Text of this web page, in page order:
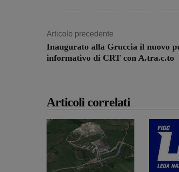
Articolo precedente
Inaugurato alla Gruccia il nuovo
informativo di CRT con A.tra.c.to
Articoli correlati